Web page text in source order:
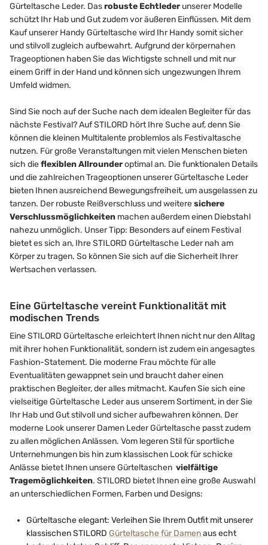
Gürteltasche Leder. Dasrobuste Echtlederunserer Modelle
schützt Ihr Hab und Gut zudem vor äußeren Einflüssen. Mit dem
Kauf unserer Handy Gürteltasche wird Ihr Handy somit sicher
und stilvoll zugleich aufbewahrt. Aufgrund der körpernahen
Trageoptionen haben Sie das Wichtigste schnell und mit nur
einem Griff in der Hand und können sich ungezwungen Ihrem
Umfeld widmen.
Sind Sie noch auf der Suche nach dem idealen Begleiter für das
nächste Festival? Auf STILORD hört Ihre Suche auf, denn Sie
können die kleinen Multitalente problemlos als Festivaltasche
nutzen. Für große Veranstaltungen mit vielen Menschen bieten
sich dieflexiblen Allrounderoptimal an. Die funktionalen Details
und die zahlreichen Trageoptionen unserer Gürteltasche Leder
bieten Ihnen ausreichend Bewegungsfreiheit, um ausgelassen zu
tanzen. Der robuste Reißverschluss und weiteresichere
Verschlussmöglichkeiten machen außerdem einen Diebstahl
nahezu unmöglich. Unser Tipp: Besonders auf einem Festival
bietet es sich an, Ihre STILORD Gürteltasche Leder nah am
Körper zu tragen. So können Sie sich auf die Sicherheit Ihrer
Wertsachen verlassen.
Eine Gürteltasche vereint Funktionalität mit
modischen Trends
Eine STILORD Gürteltasche erleichtert Ihnen nicht nur den Alltag
mit ihrer hohen Funktionalität, sondern ist zudem ein angesagtes
Fashion-Statement. Die moderne Frau möchte für alle
Eventualitäten gewappnet sein und braucht daher einen
praktischen Begleiter, der alles mitmacht. Kaufen Sie sich eine
vielseitige Gürteltasche Leder aus unserem Sortiment, in der Sie
Ihr Hab und Gut stilvoll und sicher aufbewahren können. Der
moderne Look unserer Damen Leder Gürteltasche passt zudem
zu allen möglichen Anlässen. Vom legeren Stil für sportliche
Unternehmungen bis hin zum klassischen Look für schicke
Anlässe bietet Ihnen unsere Gürteltaschen vielfältige
Tragemöglichkeiten. STILORD bietet Ihnen eine große Auswahl
an unterschiedlichen Formen, Farben und Designs:
Gürteltasche elegant: Verleihen Sie Ihrem Outfit mit unserer
klassischen STILORD Gürteltasche für Damenaus echt